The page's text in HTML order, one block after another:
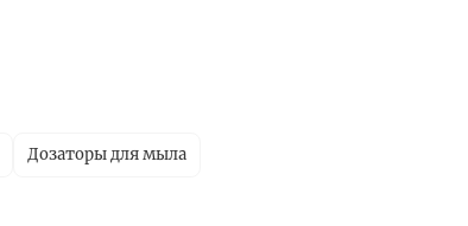
Дозаторы для мыла